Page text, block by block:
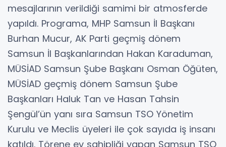
mesajlarının verildiği samimi bir atmosferde
yapıldı. Programa, MHP Samsun İl Başkanı
Burhan Mucur, AK Parti geçmiş dönem
Samsun İl Başkanlarından Hakan Karaduman,
MÜSİAD Samsun Şube Başkanı Osman Öğüten,
MÜSİAD geçmiş dönem Samsun Şube
Başkanları Haluk Tan ve Hasan Tahsin
Şengül’ün yanı sıra Samsun TSO Yönetim
Kurulu ve Meclis üyeleri ile çok sayıda iş insanı
katıldı. Törene ev sahipliği yapan Samsun TSO